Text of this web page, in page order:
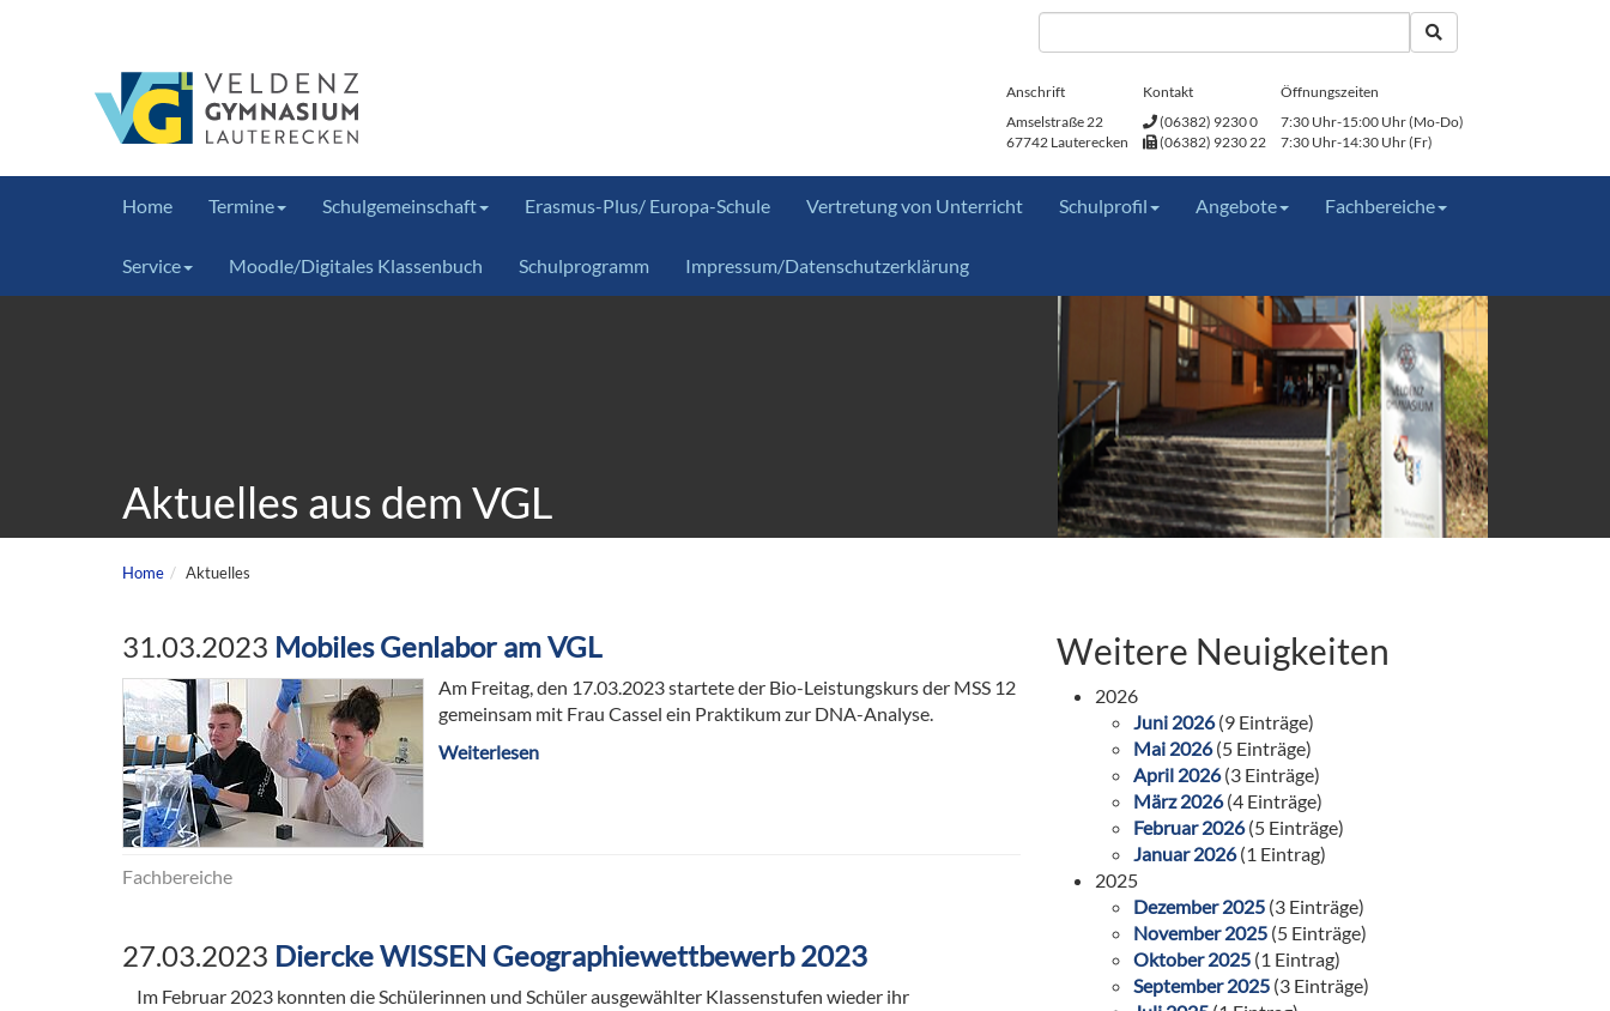
Anschrift
Amselstraße 22
67742 Lauterecken
Kontakt
(06382) 9230 0
(06382) 9230 22
Öffnungszeiten
7:30 Uhr-15:00 Uhr (Mo-Do)
7:30 Uhr-14:30 Uhr (Fr)
Home Termine Schulgemeinschaft Erasmus-Plus/ Europa-Schule Vertretung von Unterricht Schulprofil Angebote Fachbereiche
Service Moodle/Digitales Klassenbuch Schulprogramm Impressum/Datenschutzerklärung
Aktuelles aus dem VGL
Home Aktuelles
31.03.2023 Mobiles Genlabor am VGL
Am Freitag, den 17.03.2023 startete der Bio-Leistungskurs der MSS 12
gemeinsam mit Frau Cassel ein Praktikum zur DNA-Analyse.
Weiterlesen
Fachbereiche
27.03.2023 Diercke WISSEN Geographiewettbewerb 2023
Im Februar 2023 konnten die Schülerinnen und Schüler ausgewählter Klassenstufen wieder ihr
Weitere Neuigkeiten
2026
Juni 2026(9 Einträge)
Mai 2026(5 Einträge)
April 2026(3 Einträge)
März 2026(4 Einträge)
Februar 2026(5 Einträge)
Januar 2026(1 Eintrag)
2025
Dezember 2025 (3 Einträge)
November 2025 (5 Einträge)
Oktober 2025 (1 Eintrag)
September 2025 (3 Einträge)